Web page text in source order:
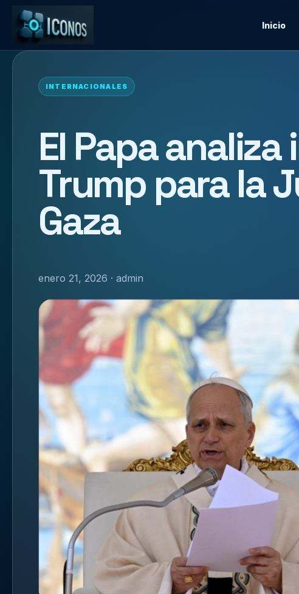
Inicio
INTERNACIONALES
El Papa
Trump para la
Gaza
enero 21, 2026 · admin